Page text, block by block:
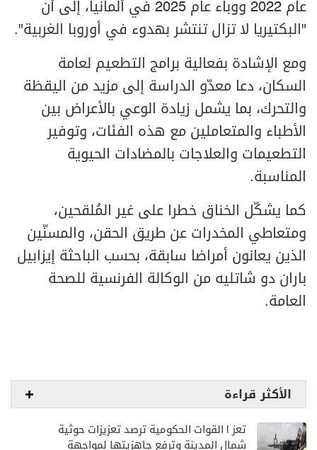
عام 2022 ووباء عام 2025 في ألمانيا، إلى أن
"البكتيريا لا تزال تنتشر بهدوء في أوروبا الغربية".
ومع الإشادة بفعالية برامج التطعيم لعامة
السكان، دعا معدّو الدراسة إلى مزيد من اليقظة
والتحرك، بما يشمل زيادة الوعي بالأعراض بين
الأطباء والمتعاملين مع هذه الفئات، وتوفير
التطعيمات والعلاجات بالمضادات الحيوية
المناسبة.
كما يشكّل الخناق خطرا على غير المُلقحين،
ومتعاطي المخدرات عن طريق الحقن، والمسنّين
الذين يعانون أمراضا سابقة، بحسب الباحثة إيزابيل
باران دو شاتليه من الوكالة الفرنسية للصحة
العامة.
الأكثر قراءة
تعز | القوات الحكومية ترصد تعزيزات حوثية
شمال المدينة وترفع جاهزيتها لمواجهة